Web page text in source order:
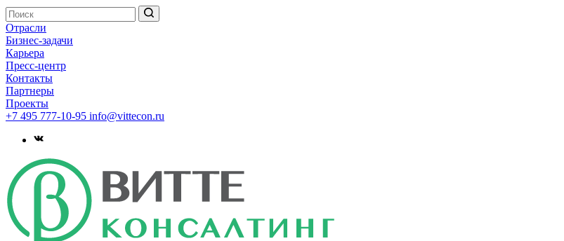
Отрасли
Бизнес-задачи
Карьера
Пресс-центр
Контакты
Партнеры
Проекты
+7 495 777-10-95 info@vittecon.ru